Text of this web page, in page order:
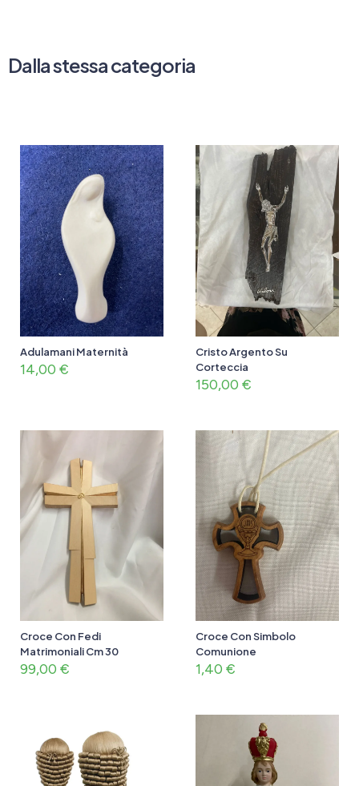
Dalla stessa categoria
Adulamani Maternità
14,00 €
Cristo Argento Su
Corteccia
150,00 €
Croce Con Fedi
Matrimoniali Cm 30
99,00 €
Croce Con Simbolo
Comunione
1,40 €